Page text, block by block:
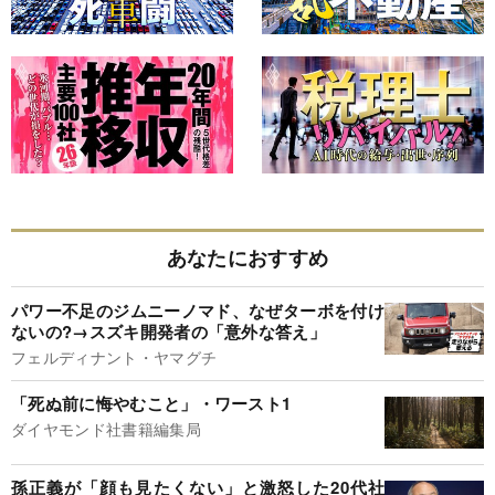
あなたにおすすめ
パワー不足のジムニーノマド、なぜターボを付け
ないの?→スズキ開発者の「意外な答え」
フェルディナント・ヤマグチ
「死ぬ前に悔やむこと」・ワースト1
ダイヤモンド社書籍編集局
孫正義が「顔も見たくない」と激怒した20代社